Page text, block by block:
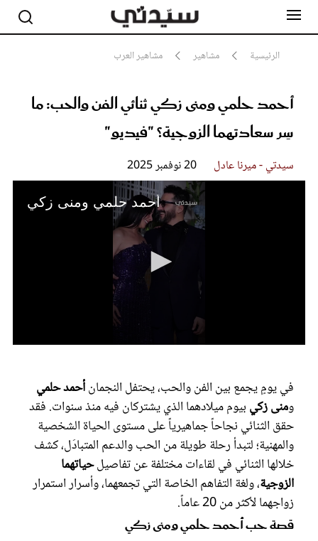
الرئيسية مشاهير مشاهير العرب
أحمد حلمي ومنى زكي ثنائي الفن والحب: ما
سِر سعادتهما الزوجية؟ "فيديو"
سيدتي - ميرنا عادل 20 نوفمبر 2025
أحمد حلمي ومنى زكي
minute,
في يومٍ يجمع بين الفن والحب، يحتفل النجمانأحمد حلمي
ومنى زكي بيوم ميلادهما الذي يشتركان فيه منذ سنوات. فقد
حقق الثنائي نجاحاً جماهيرياً على مستوى الحياة الشخصية
والمهنية؛ لتبدأ رحلة طويلة من الحب والدعم المتبادَل، كشف
خلالها الثنائي في لقاءات مختلفة عن تفاصيلحياتهما
الزوجية، ولغة التفاهم الخاصة التي تجمعهما، وأسرار استمرار
زواجهما لأكثر من 20 عاماً.
قصة حب أحمد حلمي ومنى زكي
مشاهير
جمال
سيدتي وطفلك
لايف ستايل
مجلة سيدتي